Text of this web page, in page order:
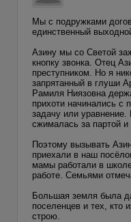
Мы с подружками
единственный
Азину мы со Светой
кнопку звонка. Отец
преступником. Но я
запрятанный в глуши
Рамиля Ниязовна
прихоти начинались с
задачу или
сжималась за партой и
Поэтому вызывать
приехали в наш
мамы работали в
работе. Семьями
Большая земля была
поселенцев и тех, кто
строю.